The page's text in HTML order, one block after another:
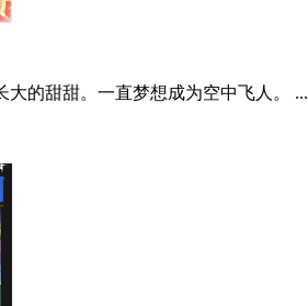
大的甜甜。一直梦想成为空中飞人。 ...